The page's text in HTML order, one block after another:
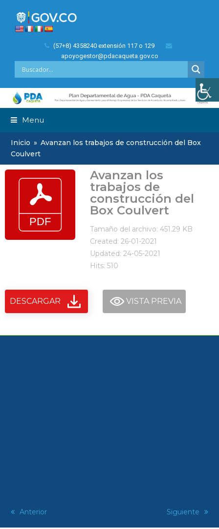
(57+8) 4358240 extensión 117 o 129
apoyogestor@pdacaqueta.gov.co
Menu
Inicio » Avanzan los trabajos de construcción del Box
Coulvert
Avanzan los
trabajos de
construcción del
Box Coulvert
Tamaño del archivo: 451.29 KB
Created: 26-01-2021
Updated: 24-05-2021
Hits: 510
DESCARGAR VISTA PREVIA
previous
Anterior
next
Siguiente